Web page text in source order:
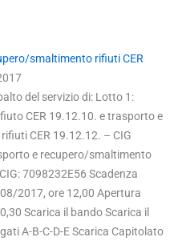
smaltimento rifiuti CER
del servizio di: Lotto 1:
CER 19.12.10. e trasporto e
CER 19.12.12. – CIG
e recupero/smaltimento
7098232E56 Scadenza
2017, ore 12,00 Apertura
Scarica il bando Scarica il
A-B-C-D-E Scarica Capitolato